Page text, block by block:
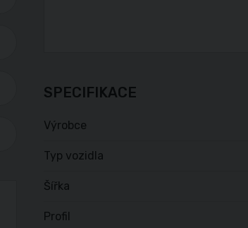
SPECIFIKACE
Výrobce
Typ vozidla
Šířka
Profil